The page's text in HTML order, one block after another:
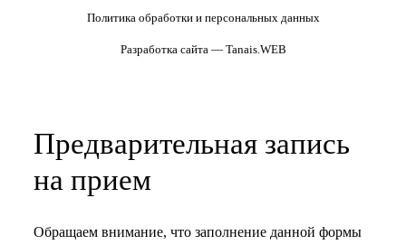
Политика обработки и персональных данных
Разработка сайта — Tanais.WEB
Предварительная запись
на прием
Обращаем внимание, что заполнение данной формы